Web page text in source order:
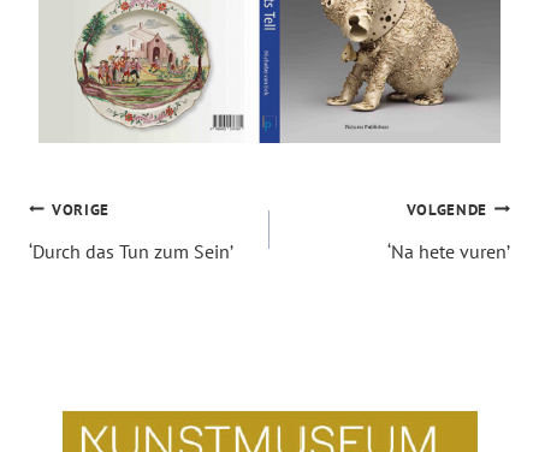
Bericht
navigatie
VORIGE
‘Durch das Tun zum Sein’
VOLGENDE
‘Na hete vuren’